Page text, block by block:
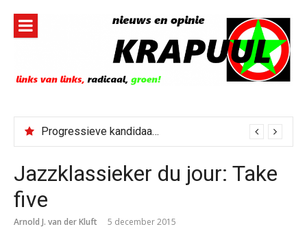
inhoud
Progressieve kandidaat El-Sayed senaatskandidaat Michigan
Jazzklassieker du jour: Take
five
Arnold J. van der Kluft 5 december 2015